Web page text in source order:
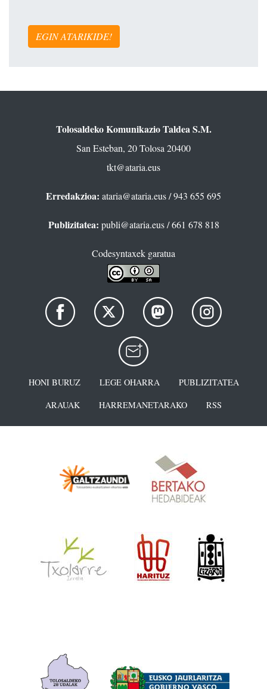
EGIN ATARIKIDE!
Tolosaldeko Komunikazio Taldea S.M.
San Esteban, 20 Tolosa 20400
tkt@ataria.eus
Erredakzioa: ataria@ataria.eus/ 943 655 695
Publizitatea: publi@ataria.eus/ 661 678 818
Codesyntaxek garatua
HONI BURUZ LEGE OHARRA
PUBLIZITATEA
ARAUAK
HARREMANETARAKO RSS